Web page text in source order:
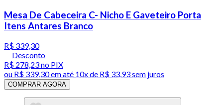
Mesa De Cabeceira C- Nicho E Gaveteiro Porta
Itens Antares Branco
R$ 339,30
Desconto
R$ 278,23no PIX
ou R$ 339,30em até 10x de R$ 33,93 sem juros
COMPRAR AGORA